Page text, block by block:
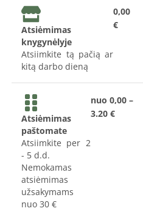
Atsiėmimas
knygynėlyje
Atsiimkite tą pačią ar
kitą darbo dieną
0,00
€
Atsiėmimas
paštomate
Atsiimkite per 2
- 5 d.d.
Nemokamas
atsiėmimas
užsakymams
nuo 30 €
nuo 0,00 –
3.20 €